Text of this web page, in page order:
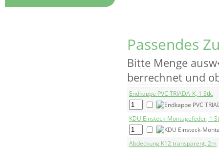
Passendes
Bitte Menge
berrechnet und
Endkappe PVC TRIADA-K, 1 Stk.
KDU Einsteck-Montagefeder, 1
Abdeckung K12 transparent, 2m